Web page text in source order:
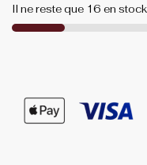
Il ne reste que 16 en